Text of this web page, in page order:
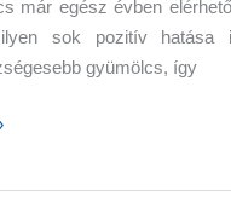
már egész évben
sok pozitív hatása
gyümölcs, így